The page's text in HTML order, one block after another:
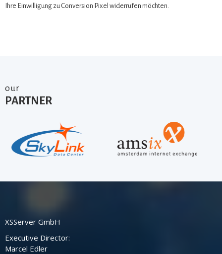
Ihre Einwilligung zu Conversion Pixel widerrufen möchten.
our
PARTNER
XSServer GmbH
Executive Director:
Marcel Edler